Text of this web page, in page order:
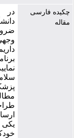
چکیده فارسی
مقاله
در
یکی